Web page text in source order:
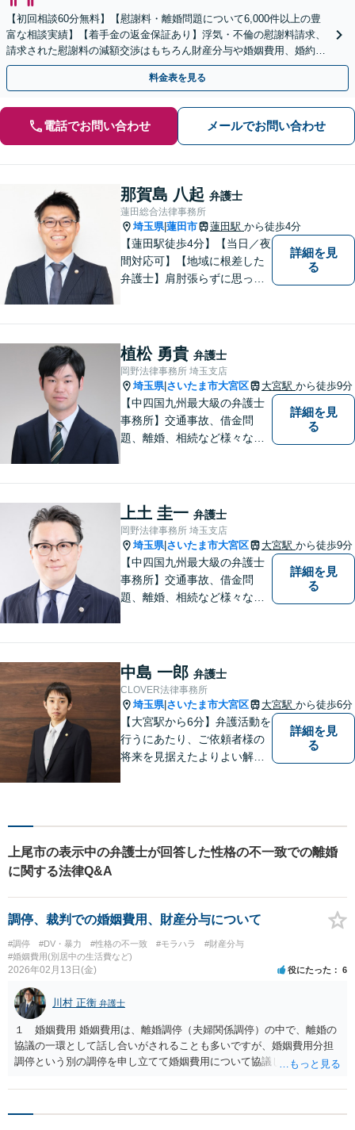
【初回相談60分無料】【慰謝料・離婚問題について6,000件以上の豊
富な相談実績】【着手金の返金保証あり】浮気・不倫の慰謝料請求、
請求された慰謝料の減額交渉はもちろん財産分与や婚姻費用、婚約破
棄など様々な離婚・男女問題の解決実績が豊富です。
料金表を見る
電話でお問い合わせ メールでお問い合わせ
那賀島 八起 弁護士
蓮田総合法律事務所
埼玉県|蓮田市 蓮田駅 から徒歩4分
【蓮田駅徒歩4分】【当日／夜
間対応可】【地域に根差した
弁護士】肩肘張らずに思って
詳細を見
る
植松 勇貴 弁護士
岡野法律事務所 埼玉支店
埼玉県| さいたま市大宮区 大宮駅 から徒歩9分
【中四国九州最大級の弁護士
事務所】交通事故、借金問
題、離婚、相続など様々な問
い！
詳細を見
る
上土 圭一 弁護士
岡野法律事務所 埼玉支店
埼玉県| さいたま市大宮区 大宮駅 から徒歩9分
【中四国九州最大級の弁護士
事務所】交通事故、借金問
題、離婚、相続など様々な問
い！
詳細を見
る
中島 一郎 弁護士
CLOVER法律事務所
埼玉県| さいたま市大宮区 大宮駅 から徒歩6分
【大宮駅から6分】弁護活動を
行うにあたり、ご依頼者様の
将来を見据えたよりよい解決
詳細を見
る
上尾市の表示中の弁護士が回答した性格の不一致での離婚
に関する法律Q&A
調停、裁判での婚姻費用、財産分与について
#調停 #DV・暴力 #性格の不一致 #モラハラ
#財産分与
#婚姻費用(別居中の生活費など)
2026年02月13日(金) 役にたった 6
川村 正衡 弁護士
１ 婚姻費用 婚姻費用は、離婚調停（夫婦関係調停）の中で、離婚の
協議の一環として話し合いがされることも多いですが、婚姻費用分担
調停という別の調停を申し立てて婚姻費用について協議していくこと
で進んでいくことが一般的です。 婚姻費用分担調停の中で、婚姻費用